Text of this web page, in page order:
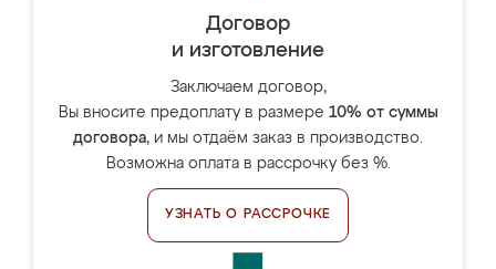
Договор
и изготовление
Заключаем договор,
Вы вносите предоплату в размере 10% от суммы
договора, и мы отдаём заказ в производство.
Возможна оплата в рассрочку без %.
УЗНАТЬ О РАССРОЧКЕ